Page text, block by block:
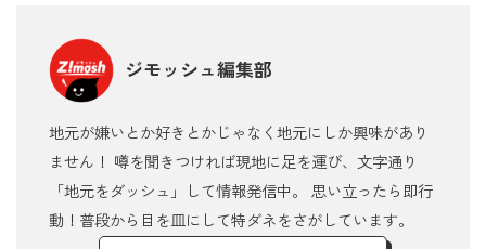
ジモッシュ編集部
地元が嫌いとか好きとかじゃなく地元にしか興味があり
ません！ 噂を聞きつければ現地に足を運び、文字通り
「地元をダッシュ」して情報発信中。 思い立ったら即行
動！普段から目を皿にして特ダネをさがしています。